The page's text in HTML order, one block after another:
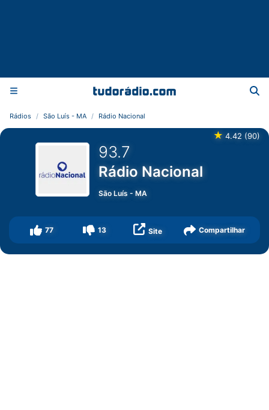
Rádios São Luís - MA Rádio Nacional
★ 4.42 (90)
93.7
Rádio Nacional
São Luís -MA
77 13 Site Compartilhar